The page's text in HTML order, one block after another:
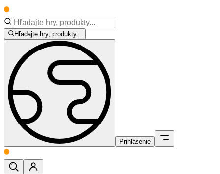
Hľadajte hry, produkty...
Prihlásenie